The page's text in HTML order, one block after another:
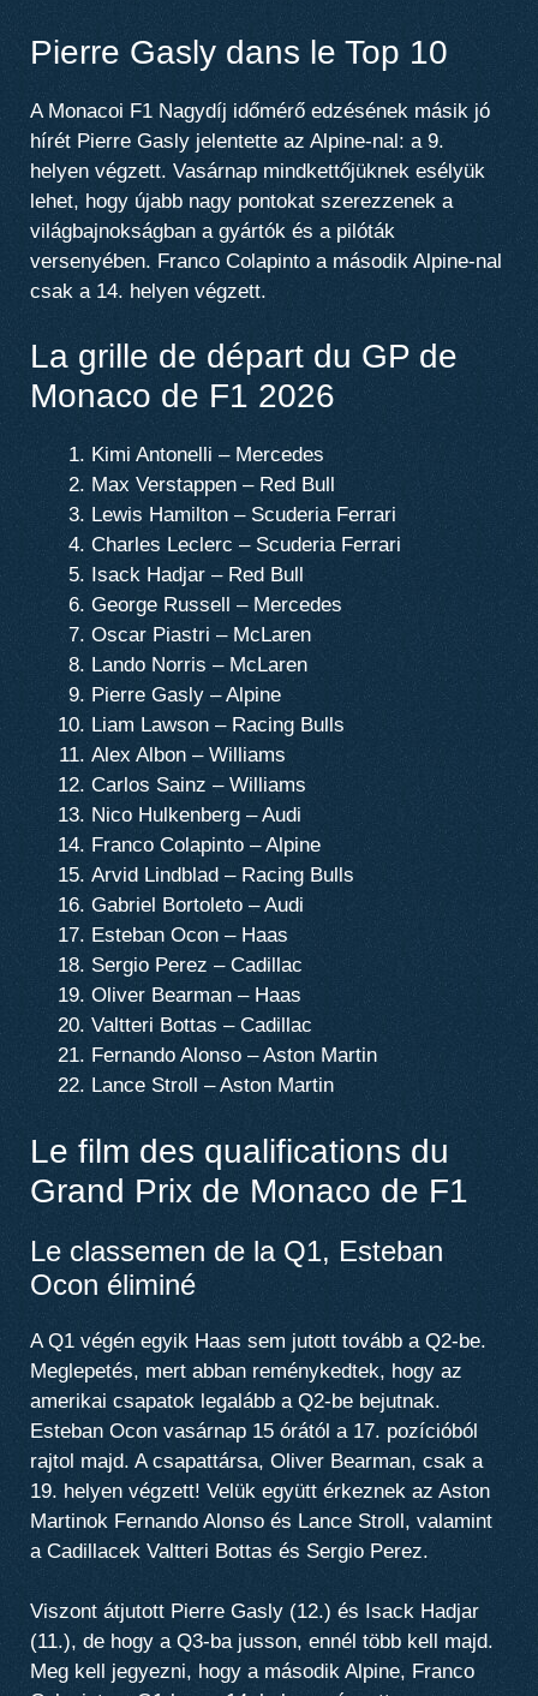
Pierre Gasly dans le Top 10
A Monacoi F1 Nagydíj időmérő edzésének másik jó
hírét Pierre Gasly jelentette az Alpine-nal: a 9.
helyen végzett. Vasárnap mindkettőjüknek esélyük
lehet, hogy újabb nagy pontokat szerezzenek a
világbajnokságban a gyártók és a pilóták
versenyében. Franco Colapinto a második Alpine-nal
csak a 14. helyen végzett.
La grille de départ du GP de
Monaco de F1 2026
Kimi Antonelli – Mercedes
Max Verstappen – Red Bull
Lewis Hamilton – Scuderia Ferrari
Charles Leclerc – Scuderia Ferrari
Isack Hadjar – Red Bull
George Russell – Mercedes
Oscar Piastri – McLaren
Lando Norris – McLaren
Pierre Gasly – Alpine
Liam Lawson – Racing Bulls
Alex Albon – Williams
Carlos Sainz – Williams
Nico Hulkenberg – Audi
Franco Colapinto – Alpine
Arvid Lindblad – Racing Bulls
Gabriel Bortoleto – Audi
Esteban Ocon – Haas
Sergio Perez – Cadillac
Oliver Bearman – Haas
Valtteri Bottas – Cadillac
Fernando Alonso – Aston Martin
Lance Stroll – Aston Martin
Le film des qualifications du
Grand Prix de Monaco de F1
Le classemen de la Q1, Esteban
Ocon éliminé
A Q1 végén egyik Haas sem jutott tovább a Q2-be.
Meglepetés, mert abban reménykedtek, hogy az
amerikai csapatok legalább a Q2-be bejutnak.
Esteban Ocon vasárnap 15 órától a 17. pozícióból
rajtol majd. A csapattársa, Oliver Bearman, csak a
19. helyen végzett! Velük együtt érkeznek az Aston
Martinok Fernando Alonso és Lance Stroll, valamint
a Cadillacek Valtteri Bottas és Sergio Perez.
Viszont átjutott Pierre Gasly (12.) és Isack Hadjar
(11.), de hogy a Q3-ba jusson, ennél több kell majd.
Meg kell jegyezni, hogy a második Alpine, Franco